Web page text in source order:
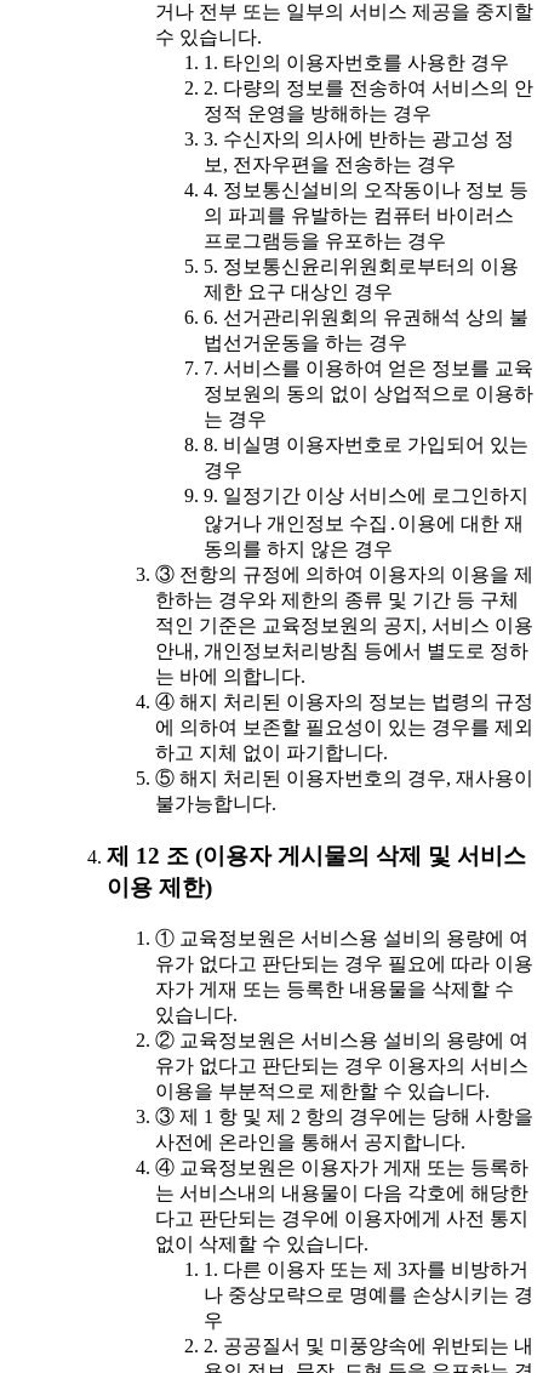
거나 전부 또는 일부의 서비스 제공을 중지할
수 있습니다.
1. 타인의 이용자번호를 사용한 경우
2. 다량의 정보를 전송하여 서비스의 안
정적 운영을 방해하는 경우
3. 수신자의 의사에 반하는 광고성 정
보, 전자우편을 전송하는 경우
4. 정보통신설비의 오작동이나 정보 등
의 파괴를 유발하는 컴퓨터 바이러스
프로그램등을 유포하는 경우
5. 정보통신윤리위원회로부터의 이용
제한 요구 대상인 경우
6. 선거관리위원회의 유권해석 상의 불
법선거운동을 하는 경우
7. 서비스를 이용하여 얻은 정보를 교육
정보원의 동의 없이 상업적으로 이용하
는 경우
8. 비실명 이용자번호로 가입되어 있는
경우
9. 일정기간 이상 서비스에 로그인하지
않거나 개인정보 수집․이용에 대한 재
동의를 하지 않은 경우
③ 전항의 규정에 의하여 이용자의 이용을 제
한하는 경우와 제한의 종류 및 기간 등 구체
적인 기준은 교육정보원의 공지, 서비스 이용
안내, 개인정보처리방침 등에서 별도로 정하
는 바에 의합니다.
④ 해지 처리된 이용자의 정보는 법령의 규정
에 의하여 보존할 필요성이 있는 경우를 제외
하고 지체 없이 파기합니다.
⑤ 해지 처리된 이용자번호의 경우, 재사용이
불가능합니다.
제 12 조 (이용자 게시물의 삭제 및 서비스
이용 제한)
① 교육정보원은 서비스용 설비의 용량에 여
유가 없다고 판단되는 경우 필요에 따라 이용
자가 게재 또는 등록한 내용물을 삭제할 수
있습니다.
② 교육정보원은 서비스용 설비의 용량에 여
유가 없다고 판단되는 경우 이용자의 서비스
이용을 부분적으로 제한할 수 있습니다.
③ 제 1 항 및 제 2 항의 경우에는 당해 사항을
사전에 온라인을 통해서 공지합니다.
④ 교육정보원은 이용자가 게재 또는 등록하
는 서비스내의 내용물이 다음 각호에 해당한
다고 판단되는 경우에 이용자에게 사전 통지
없이 삭제할 수 있습니다.
1. 다른 이용자 또는 제 3자를 비방하거
나 중상모략으로 명예를 손상시키는 경
우
2. 공공질서 및 미풍양속에 위반되는 내